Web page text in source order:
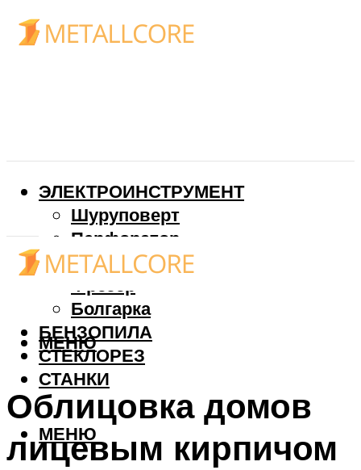
ЭЛЕКТРОИНСТРУМЕНТ
Шуруповерт
Перфоратор
Дрель
Фрезер
Болгарка
БЕНЗОПИЛА
СТЕКЛОРЕЗ
СТАНКИ
МЕНЮ
МЕНЮ
Облицовка домов
лицевым кирпичом